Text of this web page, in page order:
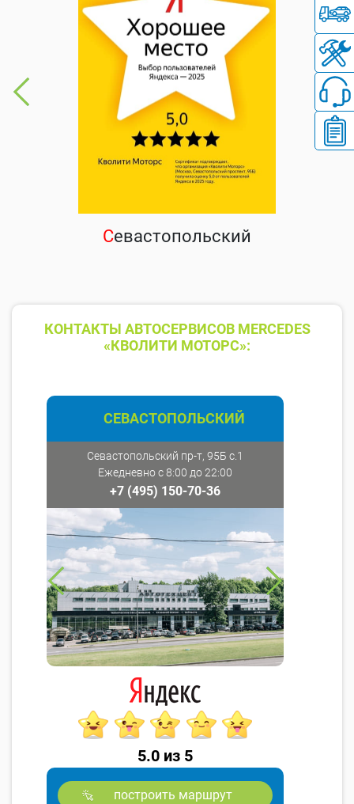
Севастопольский
КОНТАКТЫ АВТОСЕРВИСОВ MERCEDES
«КВОЛИТИ МОТОРС»:
СЕВАСТОПОЛЬСКИЙ
Севастопольский пр-т, 95Б с.1
Ежедневно с 8:00 до 22:00
+7 (495) 150-70-36
5.0 из 5
построить маршрут